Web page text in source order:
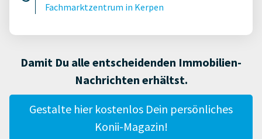
Fachmarktzentrum in Kerpen
Damit Du alle entscheidenden Immobilien-
Nachrichten erhältst.
Gestalte hier kostenlos Dein persönliches
Konii-Magazin!